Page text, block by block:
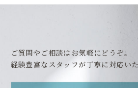
ご質問やご相談はお気軽にどうぞ。
経験豊富なスタッフが丁寧に対応い